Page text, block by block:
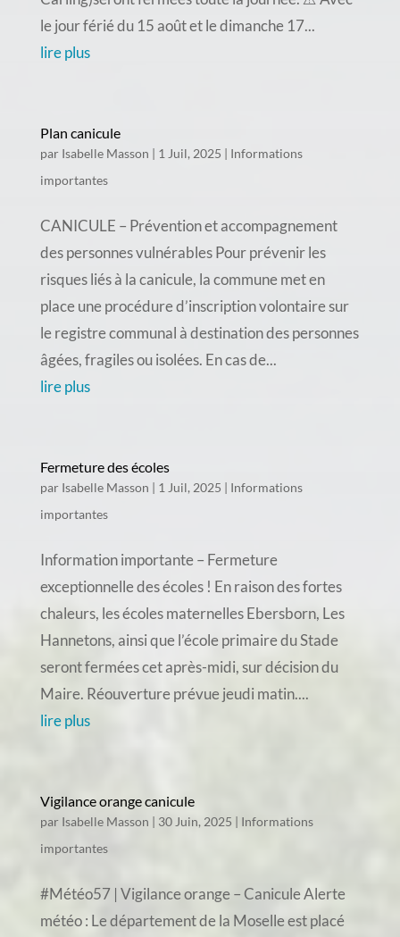
le jour férié du 15 août et le dimanche 17...
lire plus
Plan canicule
par Isabelle Masson | 1 Juil, 2025 | Informations
importantes
CANICULE – Prévention et accompagnement
des personnes vulnérables Pour prévenir les
risques liés à la canicule, la commune met en
place une procédure d’inscription volontaire sur
le registre communal à destination des personnes
âgées, fragiles ou isolées. En cas de...
lire plus
Fermeture des écoles
par Isabelle Masson | 1 Juil, 2025 | Informations
importantes
Information importante – Fermeture
exceptionnelle des écoles ! En raison des fortes
chaleurs, les écoles maternelles Ebersborn, Les
Hannetons, ainsi que l’école primaire du Stade
seront fermées cet après-midi, sur décision du
Maire. Réouverture prévue jeudi matin....
lire plus
Vigilance orange canicule
par Isabelle Masson | 30 Juin, 2025 | Informations
importantes
#Météo57 | Vigilance orange – Canicule Alerte
météo : Le département de la Moselle est placé